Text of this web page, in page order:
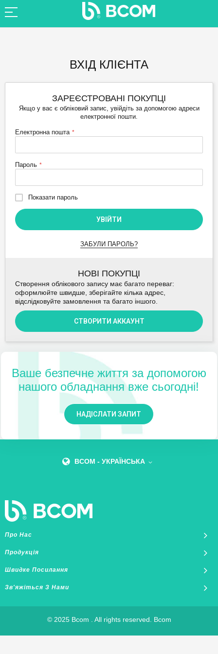
ВХІД КЛІЄНТА
ЗАРЕЄСТРОВАНІ ПОКУПЦІ
Якщо у вас є обліковий запис, увійдіть за допомогою адреси
електронної пошти.
Електронна пошта
Пароль
Показати пароль
УВІЙТИ
ЗАБУЛИ ПАРОЛЬ?
НОВІ ПОКУПЦІ
Створення облікового запису має багато переваг:
оформлюйте швидше, зберігайте кілька адрес,
відслідковуйте замовлення та багато іншого.
СТВОРИТИ АККАУНТ
Ваше безпечне життя за допомогою
нашого обладнання вже сьогодні!
НАДІСЛАТИ ЗАПИТ
BCOM - УКРАЇНСЬКА
Про Нас
Продукція
Швидке Посилання
Зв'яжіться З Нами
© 2025 Bcom . All rights reserved. Bcom